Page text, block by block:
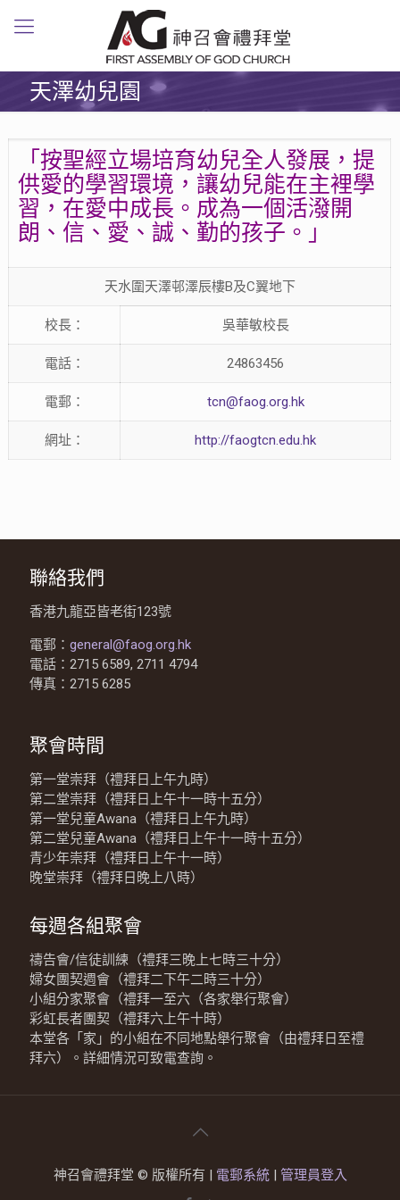
天澤幼兒園
「按聖經立場培育幼兒全人發展，提
供愛的學習環境，讓幼兒能在主裡學
習，在愛中成長。成為一個活潑開
朗、信、愛、誠、勤的孩子。」
天水圍天澤邨澤辰樓B及C翼地下
校長： 吳華敏校長
電話： 24863456
電郵： tcn@faog.org.hk
網址： http://faogtcn.edu.hk
聯絡我們
香港九龍亞皆老街123號
電郵： general@faog.org.hk
電話：2715 6589, 2711 4794
傳真：2715 6285
聚會時間
第一堂崇拜（禮拜日上午九時）
第二堂崇拜（禮拜日上午十一時十五分）
第一堂兒童Awana（禮拜日上午九時）
第二堂兒童Awana（禮拜日上午十一時十五分）
青少年崇拜（禮拜日上午十一時）
晚堂崇拜（禮拜日晚上八時）
每週各組聚會
禱告會/信徒訓練（禮拜三晚上七時三十分）
婦女團契週會（禮拜二下午二時三十分）
小組分家聚會（禮拜一至六（各家舉行聚會）
彩虹長者團契（禮拜六上午十時）
本堂各「家」的小組在不同地點舉行聚會（由禮拜日至禮
拜六）。詳細情況可致電查詢。
神召會禮拜堂 © 版權所有 | 電郵系統 | 管理員登入